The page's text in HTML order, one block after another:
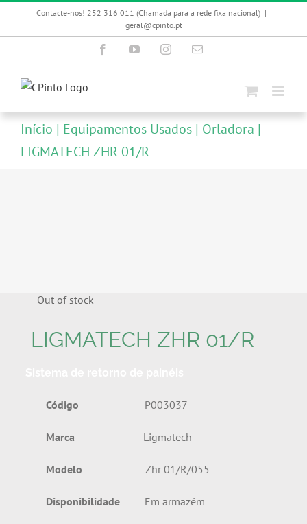
Contacte-nos! 252 316 011 (Chamada para a rede fixa nacional) |
geral@cpinto.pt
FacebookYouTubeInstagramEmail
publicado)
Início Equipamentos Usados
Orladora
LIGMATECH ZHR 01/R
Out of stock
LIGMATECH ZHR 01/R
Código P003037
Marca Ligmatech
ModeloZhr 01/R/055
Disponibilidade Em armazém